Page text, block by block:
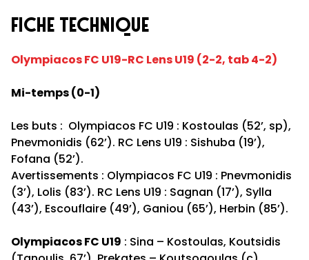
fiche technique
Olympiacos FC U19-RC Lens U19 (2-2, tab 4-2)
Mi-temps (0-1)
Les buts : Olympiacos FC U19 : Kostoulas (52’, sp),
Pnevmonidis (62’). RC Lens U19 : Sishuba (19’),
Fofana (52’).
Avertissements : Olympiacos FC U19 : Pnevmonidis
(3’), Lolis (83’). RC Lens U19 : Sagnan (17’), Sylla
(43’), Escouflaire (49’), Ganiou (65’), Herbin (85’).
Olympiacos FC U19 : Sina – Kostoulas, Koutsidis